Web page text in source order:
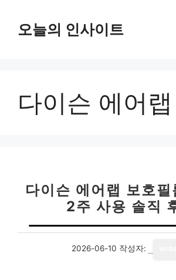
오늘의 인사이트
다이슨 에어랩
다이슨 에어랩 보호필
2주 사용 솔직
2026-06-10 작성자: